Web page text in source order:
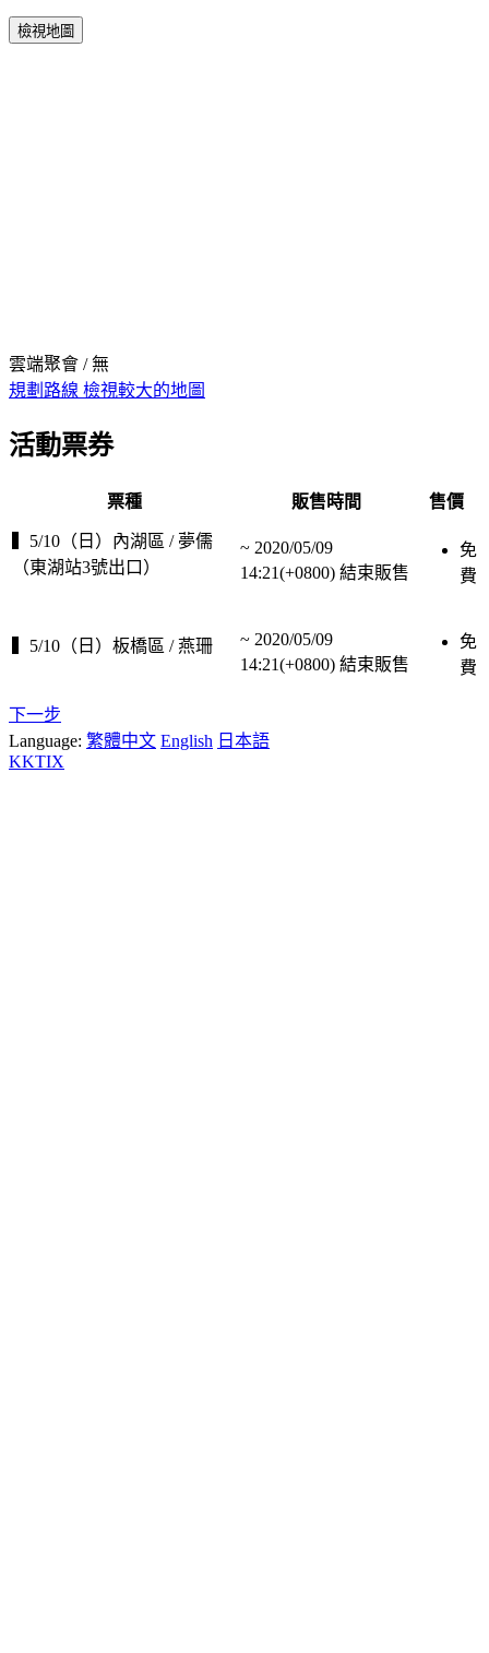
檢視地圖
雲端聚會 / 無
規劃路線 檢視較大的地圖
活動票券
票種 販售時間 售價
▍5/10（日）內湖區 / 夢儒
（東湖站3號出口）
~ 2020/05/09
14:21(+0800) 結束販售
免
費
▍5/10（日）板橋區 / 燕珊 ~ 2020/05/09
14:21(+0800) 結束販售
免
費
下一步
Language: 繁體中文 English 日本語
KKTIX